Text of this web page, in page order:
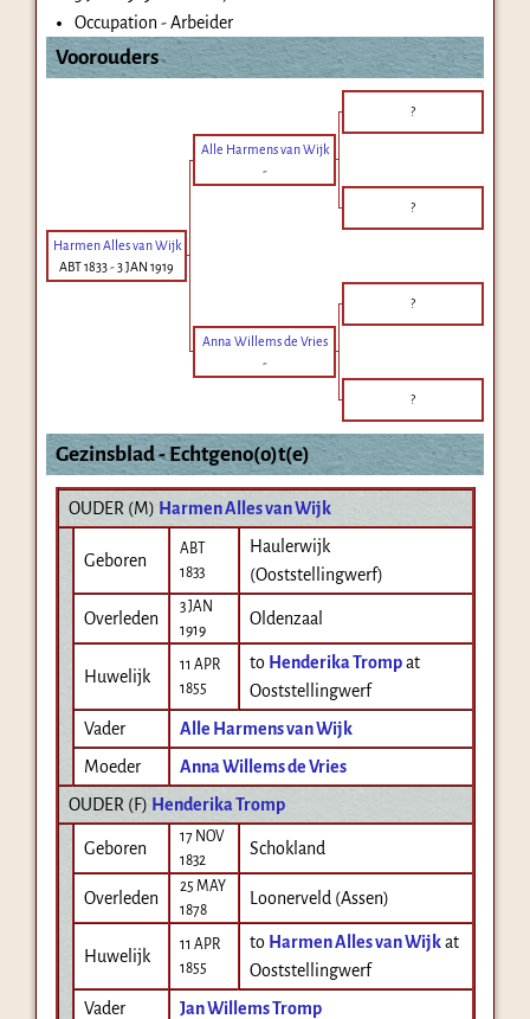
Occupation - Arbeider
Voorouders
?
Alle Harmens van Wijk
-
?
Harmen Alles van Wijk
ABT 1833-3 JAN 1919
?
Anna Willems de Vries
-
?
Gezinsblad - Echtgeno(o)t(e)
OUDER (M) Harmen Alles van Wijk
Geboren
ABT
1833
Haulerwijk
(Ooststellingwerf)
Overleden
3 JAN
1919
Oldenzaal
Huwelijk
11 APR
1855
to Henderika Tromp at
Ooststellingwerf
Vader
Alle Harmens van Wijk
Moeder
Anna Willems de Vries
OUDER (F) Henderika Tromp
Geboren
17 NOV
1832
Schokland
Overleden
25 MAY
1878
Loonerveld (Assen)
Huwelijk
11 APR
1855
to Harmen Alles van Wijk at
Ooststellingwerf
Vader
Jan Willems Tromp